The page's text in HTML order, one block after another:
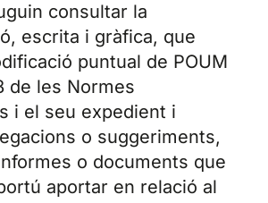
consultar la
escrita i gràfica, que
puntual de POUM
de les Normes
i el seu expedient i
o suggeriments,
o documents que
aportar en relació al